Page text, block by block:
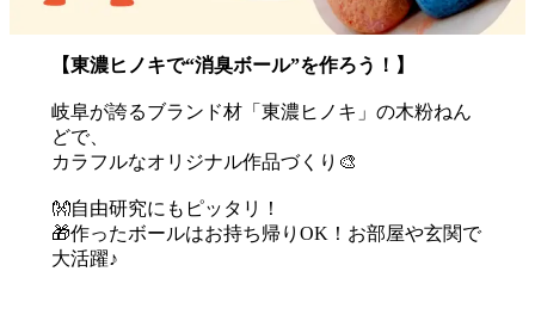
【東濃ヒノキで“消臭ボール”を作ろう！】
岐阜が誇るブランド材「東濃ヒノキ」の木粉ねん
どで、
カラフルなオリジナル作品づくり🎨
👐自由研究にもピッタリ！
🎁作ったボールはお持ち帰りOK！お部屋や玄関で
大活躍♪